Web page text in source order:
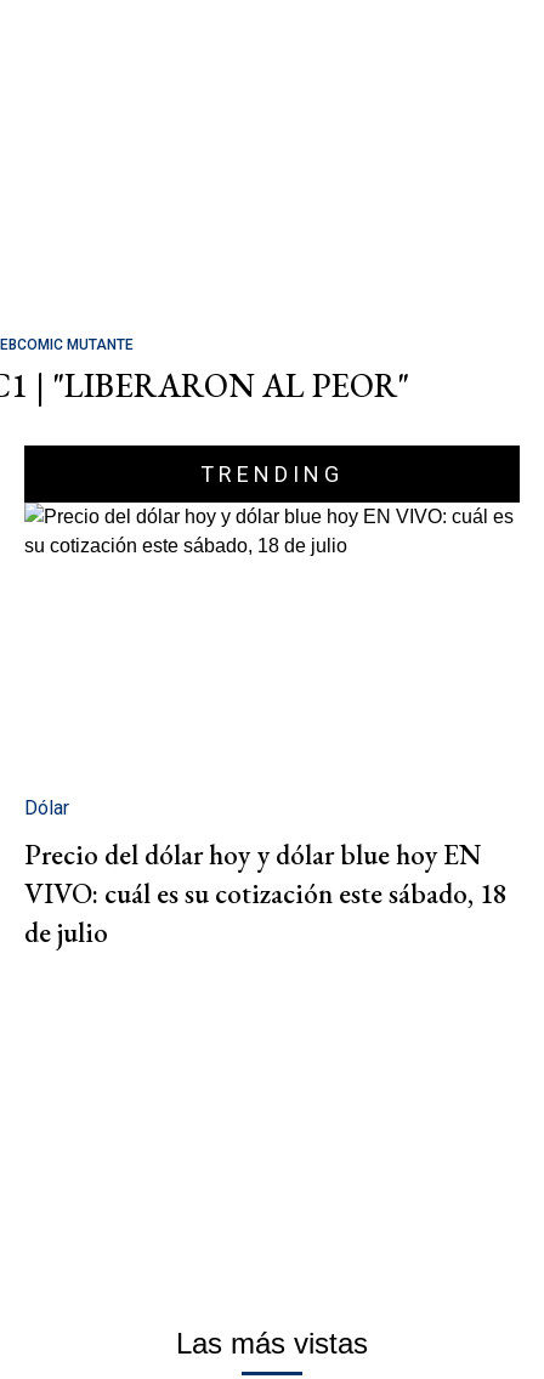
MUTANTE
| "LIBERARON AL PEOR"
TRENDING
Dólar
Precio del dólar hoy y dólar blue hoy EN
VIVO: cuál es su cotización este sábado, 18
de julio
Las más vistas